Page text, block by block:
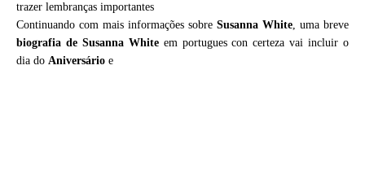
trazer lembranças importantes
Continuando com mais informações sobre Susanna White, uma breve
biografia de Susanna Whiteem portugues con certeza vai incluir o
dia do Aniversário e